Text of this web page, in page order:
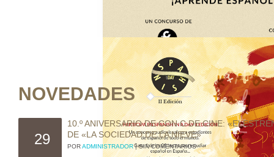
por
NOVEDADES
29
10.º ANIVERSARIO DE CON C DE CINE:
DE «LA SOCIEDAD DE LA NIEVE»
PORADMINISTRADOR| SIN COMENTARIOS